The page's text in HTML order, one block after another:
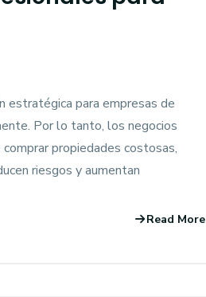
estratégica para empresas de
Por lo tanto, los negocios
propiedades costosas,
riesgos y aumentan
Read More